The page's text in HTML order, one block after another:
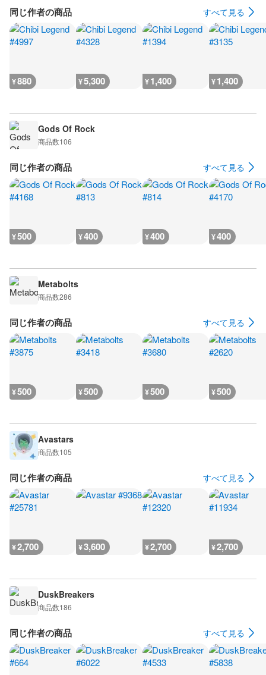
同じ作者の商品 すべて見る
¥880 ¥5,300 ¥1,400 ¥1,400
Gods Of Rock
商品数106
同じ作者の商品 すべて見る
¥500 ¥400 ¥400 ¥400
Metabolts
商品数286
同じ作者の商品 すべて見る
¥500 ¥500 ¥500 ¥500
Avastars
商品数105
同じ作者の商品 すべて見る
¥2,700 ¥3,600 ¥2,700 ¥2,700
DuskBreakers
商品数186
同じ作者の商品 すべて見る